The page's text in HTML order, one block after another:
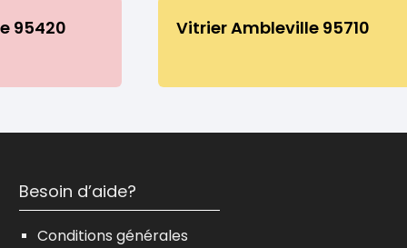
95420 Vitrier Ambleville 95710
Besoin d’aide?
Conditions générales